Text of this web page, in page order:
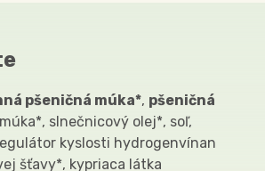
pšeničná múka*, pšeničná
slnečnicový olej*, soľ,
kyslosti hydrogenvínan
šťavy*, kypriaca látka